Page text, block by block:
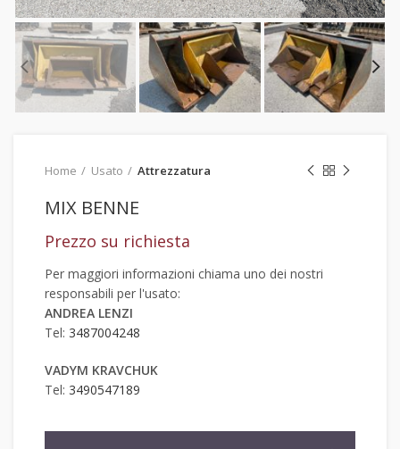
Home Usato Attrezzatura
MIX BENNE
Prezzo su richiesta
Per maggiori informazioni chiama uno dei nostri
responsabili per l'usato:
ANDREA LENZI
Tel: 3487004248
VADYM KRAVCHUK
Tel: 3490547189